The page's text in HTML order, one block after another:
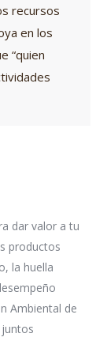
recursos
en los
“quien
dar valor a tu
productos
la huella
Ambiental de